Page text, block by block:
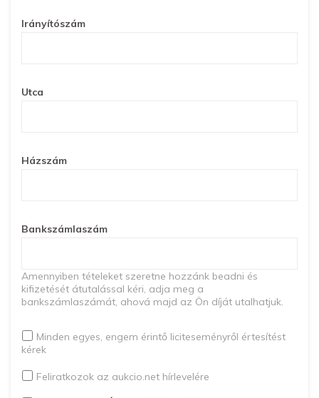
Irányítószám
Utca
Házszám
Bankszámlaszám
Amennyiben tételeket szeretne hozzánk beadni és
kifizetését átutalással kéri, adja meg a
bankszámlaszámát, ahová majd az Ön díját utalhatjuk.
Minden egyes, engem érintő liciteseményről értesítést
kérek
Feliratkozok az aukcio.net hírlevelére